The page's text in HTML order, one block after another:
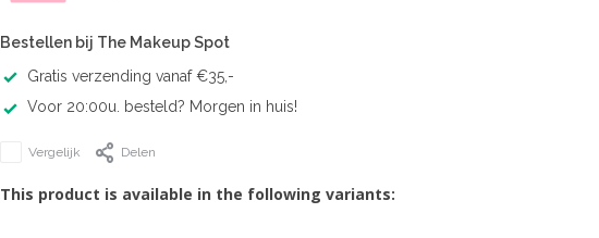
Bestellen bij The Makeup Spot
Gratis verzending vanaf €35,-
Voor 20:00u. besteld? Morgen in huis!
Vergelijk Delen
This product is available in the following variants: